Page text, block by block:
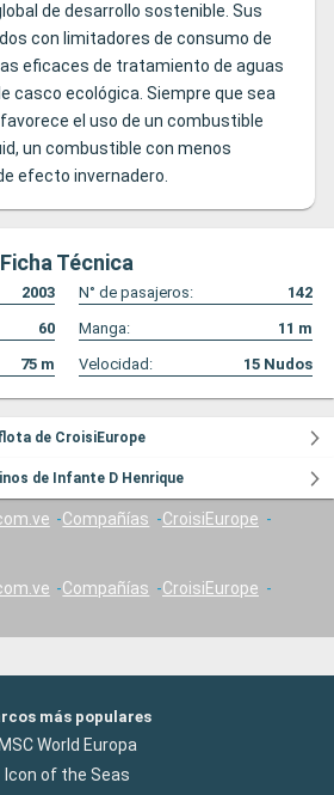
de desarrollo sostenible. Sus
con limitadores de consumo de
eficaces de tratamiento de aguas
casco ecológica. Siempre que sea
el uso de un combustible
un combustible con menos
efecto invernadero.
Ficha Técnica
2003 N° de pasajeros:
142
60 Manga: 11 m
75 m Velocidad: 15 Nudos
de CroisiEurope
de Infante D Henrique
Compañías
CroisiEurope
Compañías
CroisiEurope
más populares
World Europa
Icon of the Seas